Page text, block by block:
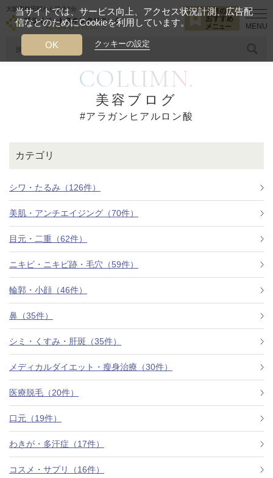
大阪西梅田駅から徒歩2分
糸リフト ヒアルロン酸
今月のおすすめメニュー
クリニックについて
料金一覧
施術症例
初めての方へ
お悩みで探す
医師紹介
アラガンヒアルロン酸
COLUMN.
美容ブログ
#アラガンヒアルロン酸
カテゴリ
シワ・たるみ（126件）
美肌・アンチエイジング（70件）
目元・二重（62件）
ニキビ・ニキビ跡・毛穴（59件）
輪郭・小顔（46件）
鼻（35件）
シミ・くすみ・肝斑（35件）
メディカルダイエット・瘦身治療（30件）
医療脱毛（20件）
口元（19件）
わきが・多汗症（17件）
コスメ・サプリ（16件）
当サイトでは、サービス向上、アクセス状況計測、広告配
信などのためにCookieを利用しています。
クッキーの設定
OK